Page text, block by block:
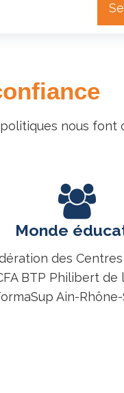
nous
Monde
des
BTP Philibert de
Ain-